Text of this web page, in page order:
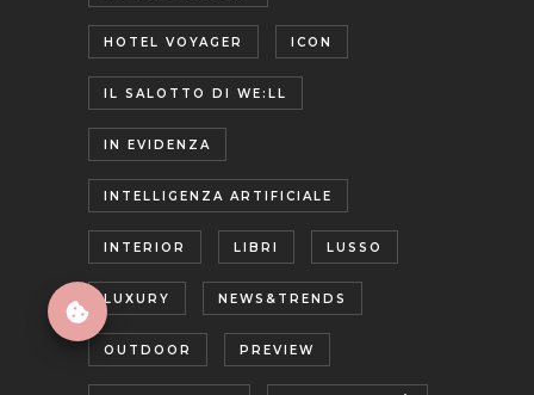
HOTEL VOYAGER ICON
IL SALOTTO DI WE:LL
IN EVIDENZA
INTELLIGENZA ARTIFICIALE
INTERIOR LIBRI LUSSO
LUXURY NEWS&TRENDS
OUTDOOR PREVIEW